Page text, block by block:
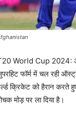
World Cup 2024:
फॉर्म में चल रही
क्रिकेट को हैरान करते
मोड़ पर ला दिया है।